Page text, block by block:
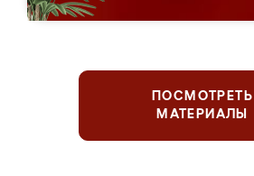
ПОСМОТРЕТЬ
МАТЕРИАЛЫ